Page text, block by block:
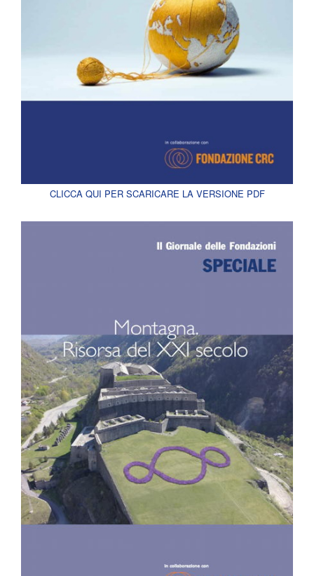
CLICCA QUI PER SCARICARE LA VERSIONE PDF